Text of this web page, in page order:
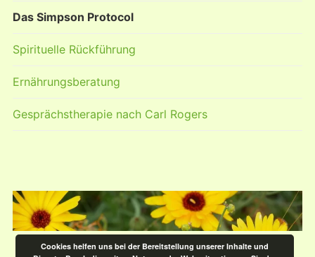
Das Simpson Protocol
Spirituelle Rückführung
Ernährungsberatung
Gesprächstherapie nach Carl Rogers
Cookies helfen uns bei der Bereitstellung unserer Inhalte und